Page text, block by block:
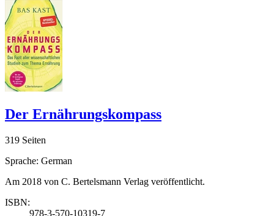
Der Ernährungskompass
319 Seiten
Sprache: German
Am 2018 von C. Bertelsmann Verlag veröffentlicht.
ISBN:
978-3-570-10319-7